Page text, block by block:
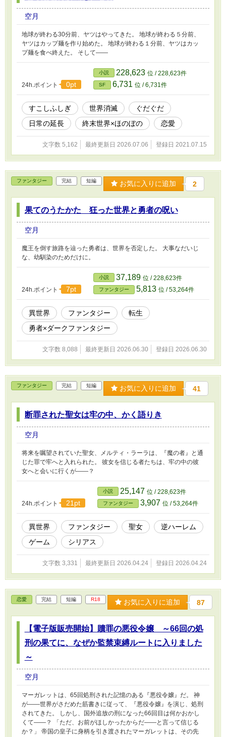
空月
地球が終わる30分前、ヤツはやってきた。 地球が終わる５分前、
ヤツはカップ麺を作り始めた。 地球が終わる１分前、ヤツはカッ
プ麺を食べ終えた。 そして――
24h.ポイント 0pt
小説 228,623 位 / 228,623件
SF 6,731 位 / 6,731件
すこしふしぎ 世界消滅
ぐだぐだ
日常の延長
終末世界×ほのぼの 恋愛
文字数 5,162 最終更新日 2026.07.06 登録日 2021.07.15
ファンタジー 完結 短編 お気に入りに追加 2
果てのうたかた 狂った世界と勇者の呪い
空月
魔王を倒す旅路を辿った勇者は、世界を否定した。 大事なだいじ
な、幼馴染のためだけに。
24h.ポイント 7pt
小説 37,189 位 / 228,623件
ファンタジー 5,813 位 / 53,264件
異世界 ファンタジー
転生
勇者×ダークファンタジー
文字数 8,088 最終更新日 2026.06.30 登録日 2026.06.30
ファンタジー 完結 短編 お気に入りに追加 41
断罪された聖女は牢の中、かく語りき
空月
将来を嘱望されていた聖女、メルティ・ラーラは、『魔の者』と通
じた罪で牢へと入れられた。 彼女を信じる者たちは、牢の中の彼
女へと会いに行くが――？
24h.ポイント 21pt
小説 25,147 位 / 228,623件
ファンタジー 3,907 位 / 53,264件
異世界 ファンタジー 聖女
逆ハーレム
ゲーム
シリアス
文字数 3,331 最終更新日 2026.04.24 登録日 2026.04.24
恋愛 完結 短編 R18 お気に入りに追加 87
【電子版販売開始】贖罪の悪役令嬢 ～66回の処
刑の果てに、なぜか監禁束縛ルートに入りました
～
空月
マーガレットは、65回処刑された記憶のある『悪役令嬢』だ。 神
が――世界がさだめた筋書きに従って、『悪役令嬢』を演じ、処刑
されてきた。 しかし、国外追放の刑になった66回目は何かおかし
くて――？ 「ただ、お前がほしかったからだ――と言って信じる
か？」 帝国の皇子に身柄を引き渡されたマーガレットは、その先